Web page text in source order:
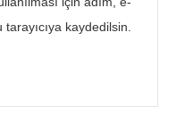
kaydedilsin.